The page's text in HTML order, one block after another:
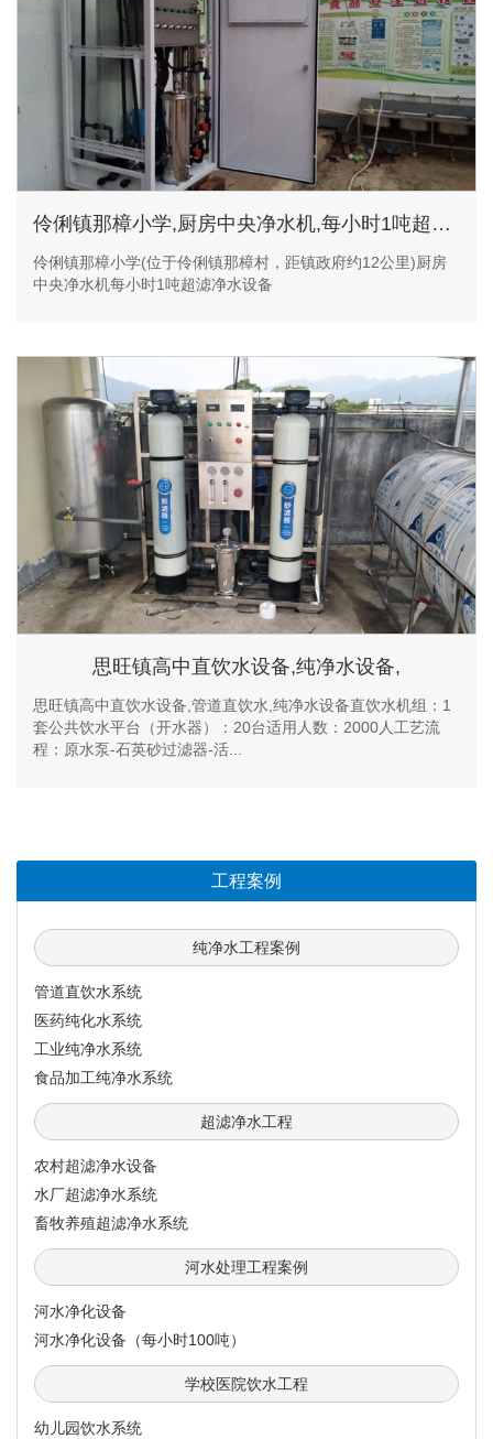
伶俐镇那樟小学,厨房中央净水机,每小时1吨超滤净水设备
伶俐镇那樟小学(位于伶俐镇那樟村，距镇政府约12公里)厨房
中央净水机每小时1吨超滤净水设备
思旺镇高中直饮水设备,纯净水设备,
思旺镇高中直饮水设备,管道直饮水,纯净水设备直饮水机组：1
套公共饮水平台（开水器）：20台适用人数：2000人工艺流
程：原水泵-石英砂过滤器-活...
工程案例
纯净水工程案例
管道直饮水系统
医药纯化水系统
工业纯净水系统
食品加工纯净水系统
超滤净水工程
农村超滤净水设备
水厂超滤净水系统
畜牧养殖超滤净水系统
河水处理工程案例
河水净化设备
河水净化设备（每小时100吨）
学校医院饮水工程
幼儿园饮水系统